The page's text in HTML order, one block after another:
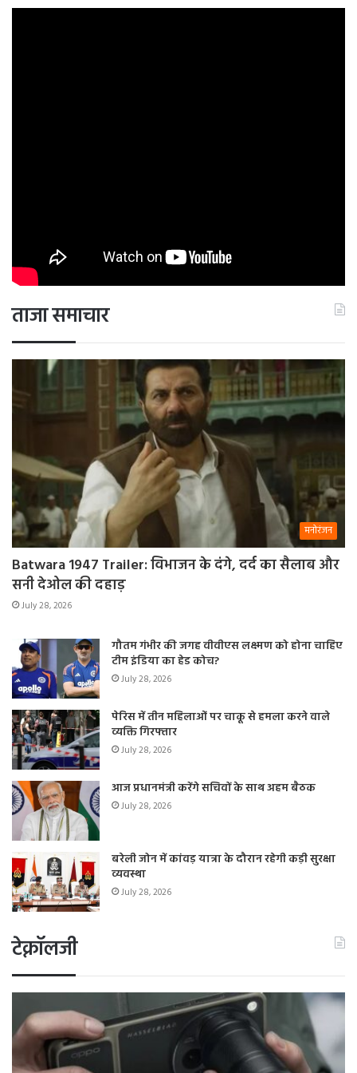
ताजा समाचार
मनोरंजन
Batwara 1947 Trailer: विभाजन के दंगे, दर्द का सैलाब और
सनी देओल की दहाड़
July 28, 2026
गौतम गंभीर की जगह वीवीएस लक्ष्मण को होना चाहिए
टीम इंडिया का हेड कोच?
July 28, 2026
पेरिस में तीन महिलाओं पर चाकू से हमला करने वाले
व्यक्ति गिरफ्तार
July 28, 2026
आज प्रधानमंत्री करेंगे सचिवों के साथ अहम बैठक
July 28, 2026
बरेली जोन में कांवड़ यात्रा के दौरान रहेगी कड़ी सुरक्षा
व्यवस्था
July 28, 2026
टेक्नॉलजी